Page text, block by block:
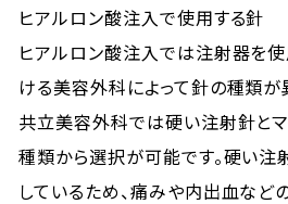
ヒアルロン酸注入で使用する針
ヒアルロン酸注入では注射器を使
ける美容外科によって針の種類が
共立美容外科では硬い注射針と
種類から選択が可能です。硬い
しているため、痛みや内出血など